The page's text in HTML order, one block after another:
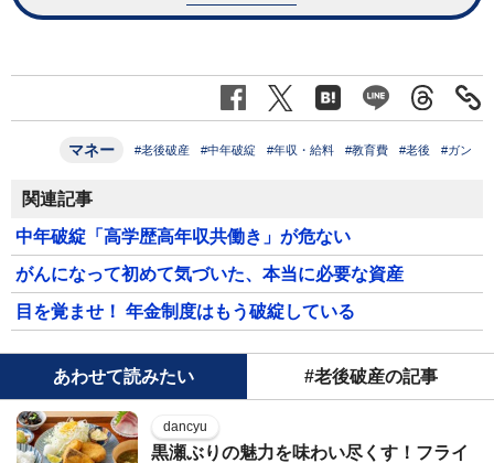
マネー #老後破産 #中年破綻 #年収・給料 #教育費 #老後 #ガン
関連記事
中年破綻「高学歴高年収共働き」が危ない
がんになって初めて気づいた、本当に必要な資産
目を覚ませ！ 年金制度はもう破綻している
あわせて読みたい #老後破産の記事
dancyu
黒瀬ぶりの魅力を味わい尽くす！フライ